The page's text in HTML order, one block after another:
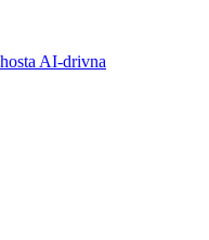
AI-drivna